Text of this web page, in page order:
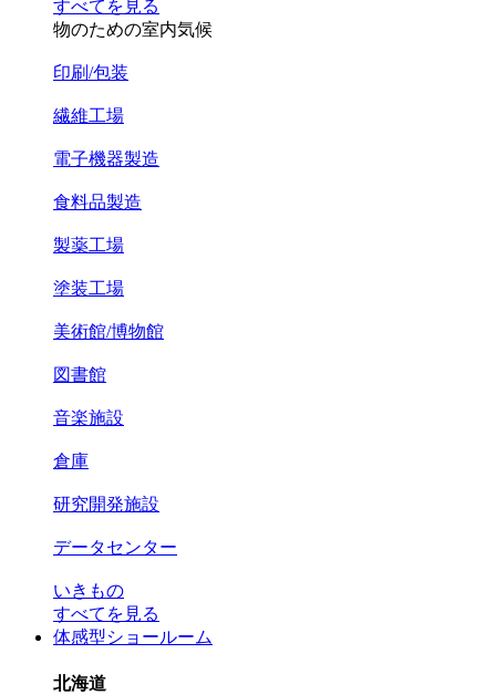
すべてを見る
物のための室内気候
印刷/包装
繊維工場
電子機器製造
食料品製造
製薬工場
塗装工場
美術館/博物館
図書館
音楽施設
倉庫
研究開発施設
データセンター
いきもの
すべてを見る
体感型ショールーム
北海道